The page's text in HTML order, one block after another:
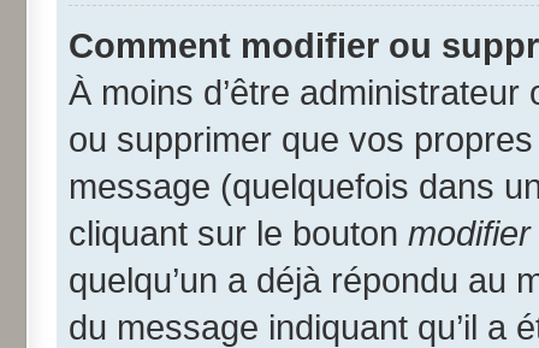
Comment modifier ou
À moins d’être
ou supprimer que vos
message (quelquefois dans
cliquant sur le bouton modifier
quelqu’un a déjà répondu au
du message indiquant qu’il a